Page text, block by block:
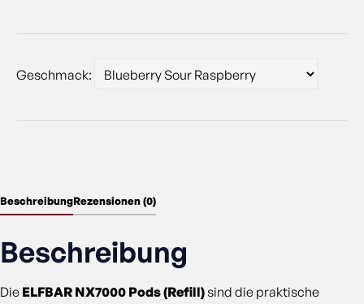
Geschmack:
BeschreibungRezensionen (0)
Beschreibung
Die ELFBAR NX7000 Pods (Refill)sind die praktische